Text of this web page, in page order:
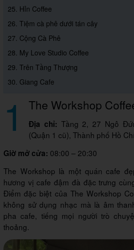
25. Hỉn Coffee
26. Tiệm cà phê dưới tán cây
27. Cộng Cà Phê
28. My Love Studio Coffee
29. Trên Tầng Thượng
30. Giang Cafe
1 The Workshop
Địa chỉ: Tầng 2, 27 Ngô
(Quận 1 cũ), Thành phố Hồ
Giờ mở cửa: 08:00 – 20:30
The Workshop là một quán cafe
hương vị cafe đậm đà đặc trưng
Điểm đặc biệt của The Workshop
không sử dụng nhạc mà là âm
pha cafe, tiếng mọi người trò
thoảng.